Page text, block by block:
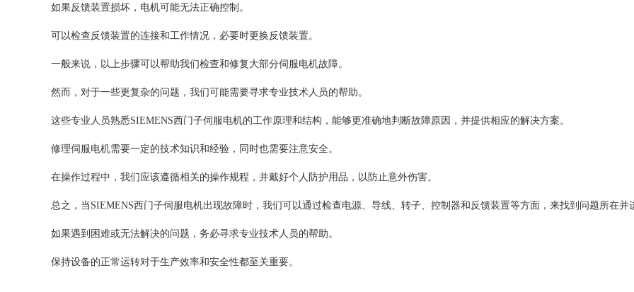
如果反馈装置损坏，电机可能无法正确控制。
可以检查反馈装置的连接和工作情况，必要时更换反馈装置。
一般来说，以上步骤可以帮助我们检查和修复大部分伺服电机故障。
然而，对于一些更复杂的问题，我们可能需要寻求专业技术人员的帮助。
这些专业人员熟悉SIEMENS西门子伺服电机的工作原理和结构，能够更准确地判断故障原因，并提供相应的解决方案。
修理伺服电机需要一定的技术知识和经验，同时也需要注意安全。
在操作过程中，我们应该遵循相关的操作规程，并戴好个人防护用品，以防止意外伤害。
总之，当SIEMENS西门子伺服电机出现故障时，我们可以通过检查电源、导线、转子、控制器和反馈装置等方面，来找到问题所在并
如果遇到困难或无法解决的问题，务必寻求专业技术人员的帮助。
保持设备的正常运转对于生产效率和安全性都至关重要。